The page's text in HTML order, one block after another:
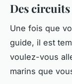
Des
Une fois que
guide, il est
voulez-vous
marins que